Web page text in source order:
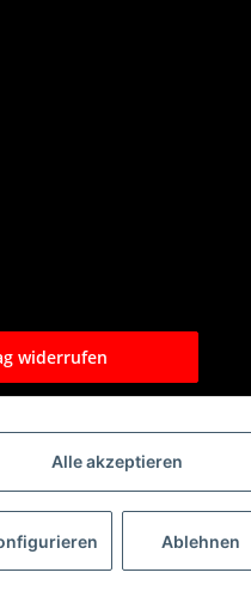
Alle akzeptieren
Ablehnen
widerrufen
USt., zzgl.